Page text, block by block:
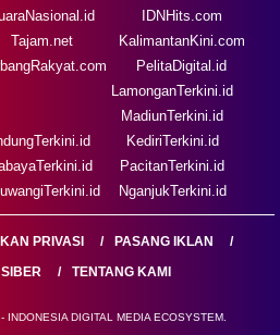
Tajam.net
IDNHits.com
KalimantanKini.com
PelitaDigital.id
LamonganTerkini.id
MadiunTerkini.id
KediriTerkini.id
PacitanTerkini.id
NganjukTerkini.id
PRIVASI
PASANG IKLAN
TENTANG KAMI
INDONESIA DIGITAL MEDIA ECOSYSTEM.